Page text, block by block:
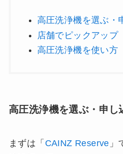
高圧洗浄機を選ぶ・
店舗でピックアップ
高圧洗浄機を使い方
高圧洗浄機を選ぶ・申し
まずは「 CAINZ Reserve 」